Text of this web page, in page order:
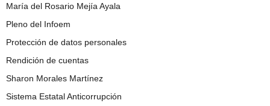
María del Rosario Mejía Ayala
Pleno del Infoem
Protección de datos personales
Rendición de cuentas
Sharon Morales Martínez
Sistema Estatal Anticorrupción